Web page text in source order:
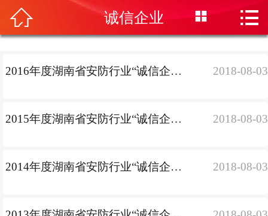
首页
协会概况
 诚信企业  
2016年度湖南省安防行业“诚信企业”名单 2018-08-03
2015年度湖南省安防行业“诚信企业”名单 2018-08-03
2014年度湖南省安防行业“诚信企业”名单 2018-08-03